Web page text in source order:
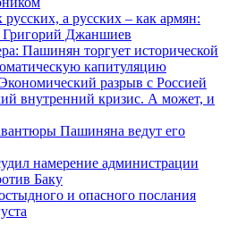
а русских – как армян:
Григорий Джаншиев
Пашинян торгует исторической
капитуляцию
разрыв с Россией
внутренний кризис. А может, и
Пашиняна ведут его
намерение администрации
Баку
и опасного послания